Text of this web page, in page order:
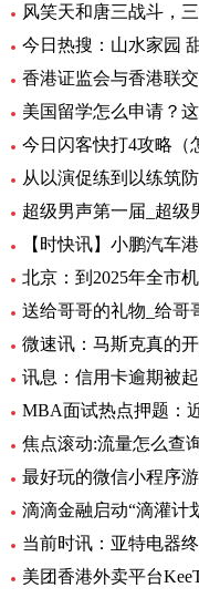
美国留学怎么申请？
今日闪客快打4攻略（
超级男声第一届_超级
【时快讯】小鹏汽车
送给哥哥的礼物_给哥
MBA面试热点押题：
焦点滚动:流量怎么查
当前时讯：亚特电器
美团香港外卖平台